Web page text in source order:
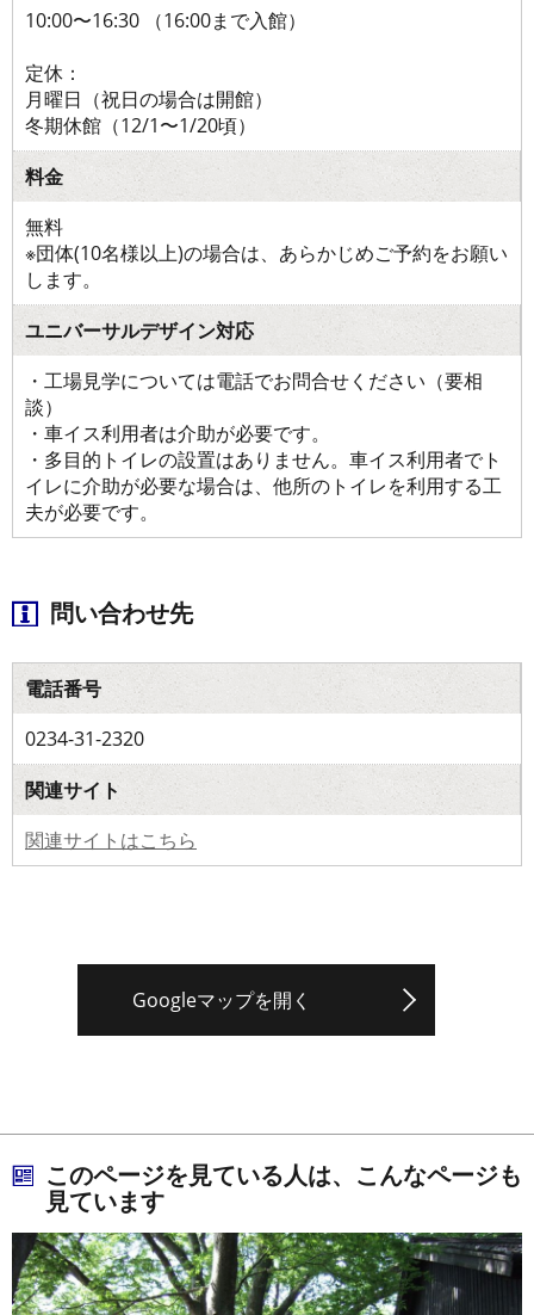
10:00〜16:30 （16:00まで入館）
定休：
月曜日（祝日の場合は開館）
冬期休館（12/1〜1/20頃）
料金
無料
※団体(10名様以上)の場合は、あらかじめご予約をお願い
します。
ユニバーサルデザイン対応
・工場見学については電話でお問合せください（要相
談）
・車イス利用者は介助が必要です。
・多目的トイレの設置はありません。車イス利用者でト
イレに介助が必要な場合は、他所のトイレを利用する工
夫が必要です。
問い合わせ先
電話番号
0234-31-2320
関連サイト
関連サイトはこちら
Googleマップを開く
このページを見ている人は、こんなページも
見ています